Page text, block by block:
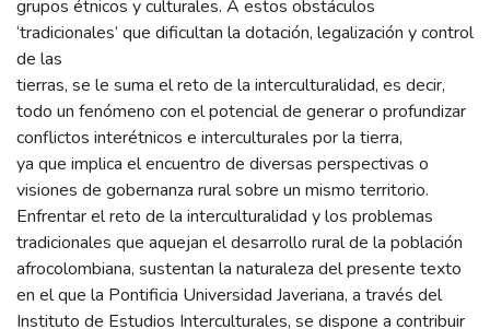
grupos étnicos y culturales. A estos obstáculos
‘tradicionales’ que dificultan la dotación, legalización y control
de las
tierras, se le suma el reto de la interculturalidad, es decir,
todo un fenómeno con el potencial de generar o profundizar
conflictos interétnicos e interculturales por la tierra,
ya que implica el encuentro de diversas perspectivas o
visiones de gobernanza rural sobre un mismo territorio.
Enfrentar el reto de la interculturalidad y los problemas
tradicionales que aquejan el desarrollo rural de la población
afrocolombiana, sustentan la naturaleza del presente texto
en el que la Pontificia Universidad Javeriana, a través del
Instituto de Estudios Interculturales, se dispone a contribuir